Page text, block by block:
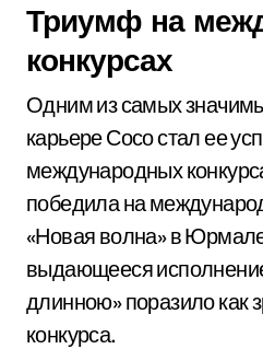
Триумф на
конкурсах
Одним из самых
карьере Сосо стал ее
международных
победила на
«Новая волна» в
выдающееся
длинною» поразило как
конкурса.